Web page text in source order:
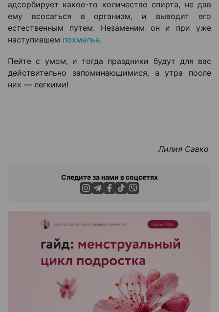
адсорбирует какое-то количество спирта, не дав
ему всосаться в организм, и выводит его
естественным путем. Незаменим он и при уже
наступившем похмелье.
Пейте с умом, и тогда праздники будут для вас
действительно запоминающимися, а утра после
них — легкими!
Лилия Савко
Следите за нами в соцсетях
ЭФФЕКТИВНАЯ РЕКЛАМА НА САЙТЕ